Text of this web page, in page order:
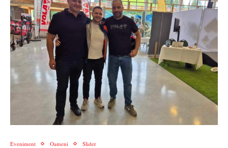
Eveniment Oameni Slider